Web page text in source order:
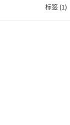
标签 (1)